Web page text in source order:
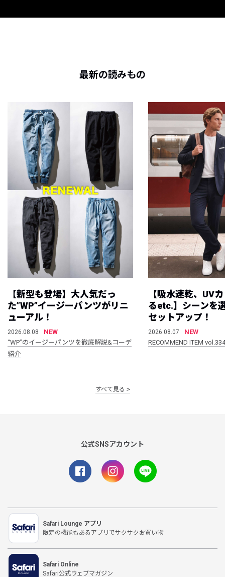
最新の読みもの
【新型も登場】大人気だっ
た”WP”イージーパンツがリニ
ューアル！
2026.08.08
NEW
“WP”のイージーパンツを徹底解説&コーデ
紹介
【吸水速乾、UV
るetc.】シーンを
セットアップ！
2026.08.07
NEW
RECOMMEND ITEM vol.334
すべて見る
公式SNSアカウント
Safari Lounge アプリ
限定の機能もあるアプリでサクサクお買い物
Safari Online
Safari公式ウェブマガジン